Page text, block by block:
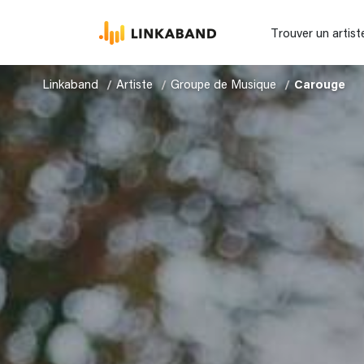
Trouver un
Linkaband Artiste Groupe de Musique Carouge